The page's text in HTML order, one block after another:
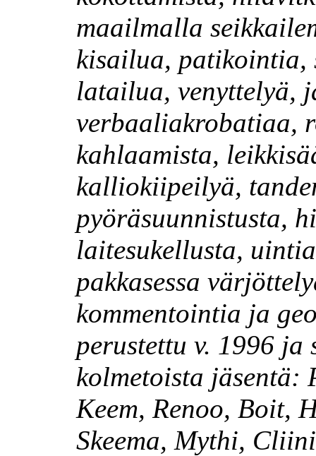
maailmalla
kisailua, patikointia,
latailua, venyttelyä,
verbaaliakrobatiaa,
kahlaamista,
kalliokiipeilyä,
pyöräsuunnistusta,
laitesukellusta,
pakkasessa
kommentointia ja
perustettu v. 1996
kolmetoista
Keem, Renoo, Boit,
Skeema, Mythi,